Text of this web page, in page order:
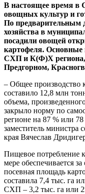
В настоящее время в
овощных культур и
По предварительным
хозяйства в
посадили овощей
картофеля.
СХП и К(Ф)Х региона,
Предгорном,
– Общее производство
составило 12,8 млн
объема,
закрыло норму по
регионе на 87 % или
заместитель министра
края Вячеслав
Пищевое потребление
мере обеспечивается
посевная площадь
составила 7,4 тыс. га
СХП – 3,2 тыс. га или